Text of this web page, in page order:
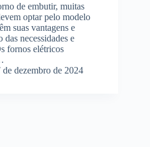
de embutir, muitas
optar pelo modelo
suas vantagens e
das necessidades e
fornos elétricos
de dezembro de 2024